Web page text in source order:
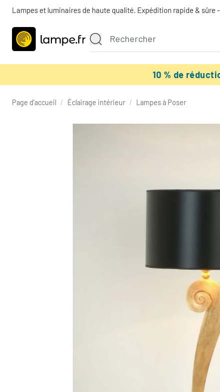
Lampes et luminaires de haute qualité. Expédition rapide & sûre
10 % de
Page d’accueil / Éclairage intérieur / Lampes à Poser